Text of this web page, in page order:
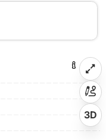
3D